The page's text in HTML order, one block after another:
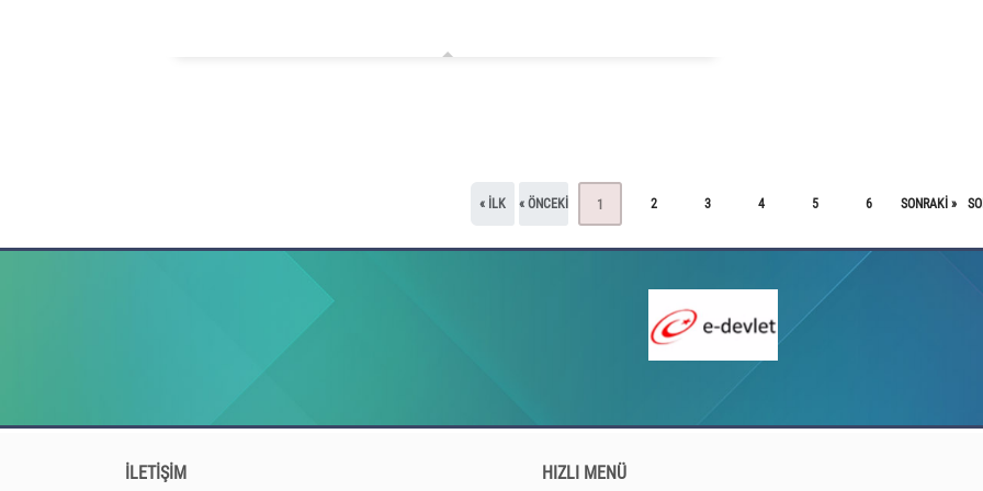
« ILK « ÖNCEKI 1 2 3 4 5 6 SONRAKI »
İLETİŞİM HIZLI MENÜ